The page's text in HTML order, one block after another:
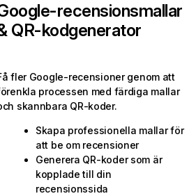
recensionsmallar
QR-kodgenerator
fler Google-recensioner genom att
processen med färdiga mallar
skannbara QR-koder.
Skapa professionella mallar för
att be om recensioner
Generera QR-koder som är
kopplade till din
recensionssida